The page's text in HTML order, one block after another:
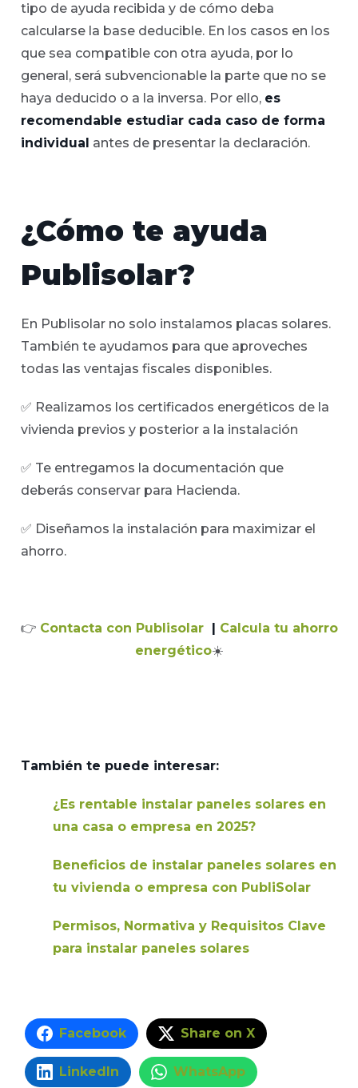
tipo de ayuda recibida y de cómo deba
calcularse la base deducible. En los casos en los
que sea compatible con otra ayuda, por lo
general, será subvencionable la parte que no se
haya deducido o a la inversa. Por ello, es
recomendable estudiar cada caso de forma
individual antes de presentar la declaración.
¿Cómo te ayuda
Publisolar?
En Publisolar no solo instalamos placas solares.
También te ayudamos para que aproveches
todas las ventajas fiscales disponibles.
✅ Realizamos los certificados energéticos de la
vivienda previos y posterior a la instalación
✅ Te entregamos la documentación que
deberás conservar para Hacienda.
✅ Diseñamos la instalación para maximizar el
ahorro.
👉 Contacta con Publisolar
Calcula tu ahorro
energético☀️
También te puede interesar:
¿Es rentable instalar paneles solares en
una casa o empresa en 2025?
Beneficios de instalar paneles solares en
tu vivienda o empresa con PubliSolar
Permisos, Normativa y Requisitos Clave
para instalar paneles solares
Facebook Share on X
LinkedIn WhatsApp